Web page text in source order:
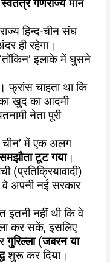
स्वतंत्र गणराज्यमान
हिन्द-चीन संघ
ही रहेगा।
इलाके में घुसने
फ्रांस चाहता था कि
खुद का आदमी
नेता पूरी
में एक अलग
टूट गया।
(प्रतिक्रियावादी)
अपनी नई सरकार
इतनी नहीं थी कि वे
कर सकें, इसलिए
गुरिल्ला (जबरन या
शुरू कर दिया।